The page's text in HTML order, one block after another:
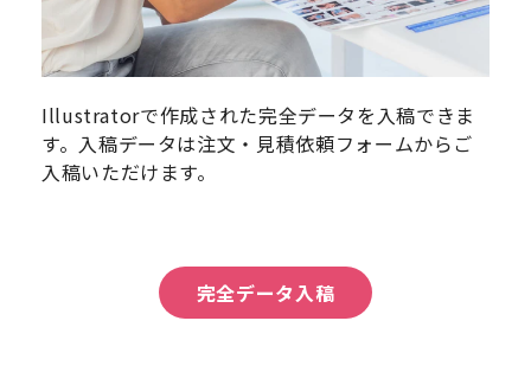
Illustratorで作成された完全データを入稿できま
す。入稿データは注文・見積依頼フォームからご
入稿いただけます。
完全データ入稿